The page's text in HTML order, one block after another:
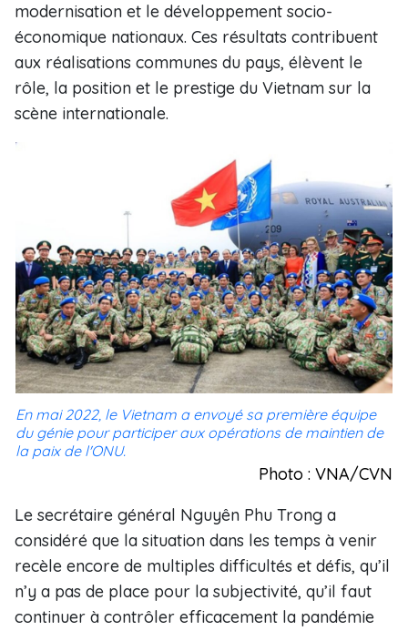
modernisation et le développement socio-
économique nationaux. Ces résultats contribuent
aux réalisations communes du pays, élèvent le
rôle, la position et le prestige du Vietnam sur la
scène internationale.
En mai 2022, le Vietnam a envoyé sa première équipe
du génie pour participer aux opérations de maintien de
la paix de l'ONU.
Photo : VNA/CVN
Le secrétaire général Nguyên Phu Trong a
considéré que la situation dans les temps à venir
recèle encore de multiples difficultés et défis, qu’il
n’y a pas de place pour la subjectivité, qu’il faut
continuer à contrôler efficacement la pandémie